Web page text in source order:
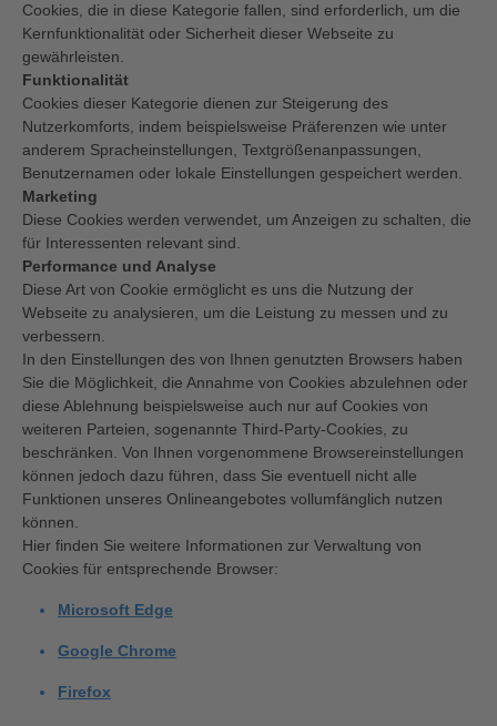
Cookies, die in diese Kategorie fallen, sind erforderlich, um die
Kernfunktionalität oder Sicherheit dieser Webseite zu
gewährleisten.
Funktionalität
Cookies dieser Kategorie dienen zur Steigerung des
Nutzerkomforts, indem beispielsweise Präferenzen wie unter
anderem Spracheinstellungen, Textgrößenanpassungen,
Benutzernamen oder lokale Einstellungen gespeichert werden.
Marketing
Diese Cookies werden verwendet, um Anzeigen zu schalten, die
für Interessenten relevant sind.
Performance und Analyse
Diese Art von Cookie ermöglicht es uns die Nutzung der
Webseite zu analysieren, um die Leistung zu messen und zu
verbessern.
In den Einstellungen des von Ihnen genutzten Browsers haben
Sie die Möglichkeit, die Annahme von Cookies abzulehnen oder
diese Ablehnung beispielsweise auch nur auf Cookies von
weiteren Parteien, sogenannte Third-Party-Cookies, zu
beschränken. Von Ihnen vorgenommene Browsereinstellungen
können jedoch dazu führen, dass Sie eventuell nicht alle
Funktionen unseres Onlineangebotes vollumfänglich nutzen
können.
Hier finden Sie weitere Informationen zur Verwaltung von
Cookies für entsprechende Browser:
Microsoft Edge
Google Chrome
Firefox